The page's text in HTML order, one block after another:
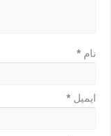
نام*
ایمیل*